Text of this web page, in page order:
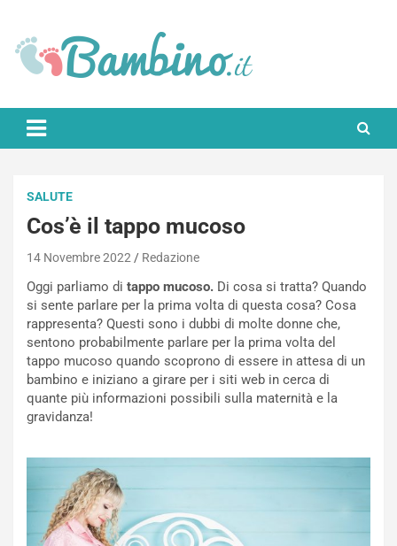
content
Bambino.it
SALUTE
Cos’è il tappo mucoso
14 Novembre 2022 Redazione
Oggi parliamo di tappo mucoso. Di cosa si tratta? Quando
si sente parlare per la prima volta di questa cosa? Cosa
rappresenta? Questi sono i dubbi di molte donne che,
sentono probabilmente parlare per la prima volta del
tappo mucoso quando scoprono di essere in attesa di un
bambino e iniziano a girare per i siti web in cerca di
quante più informazioni possibili sulla maternità e la
gravidanza!